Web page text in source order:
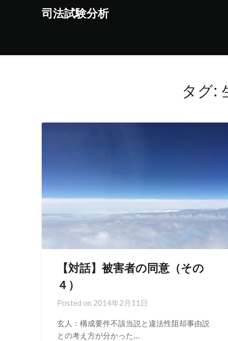
司法試験分析
タグ:
【対話】被害者の同意（その
４）
Posted on 2014年2月11日
玄人：構成要件不該当説と違法性阻却事由説
との考え方が分かった…